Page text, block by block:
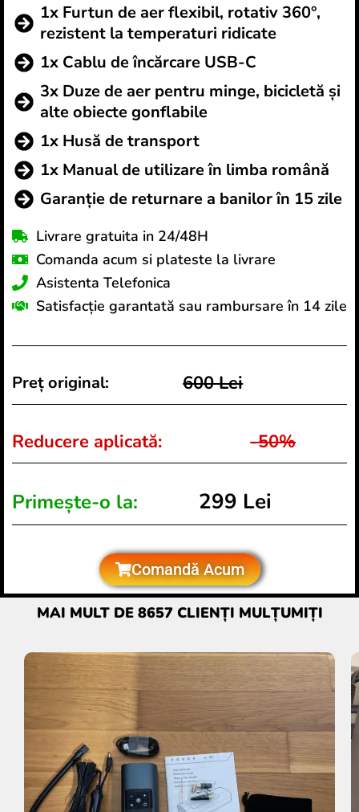
1x Furtun de aer flexibil, rotativ 360°,
rezistent la temperaturi ridicate
1x Cablu de încărcare USB-C
3x Duze de aer pentru minge, bicicletă și
alte obiecte gonflabile
1x Husă de transport
1x Manual de utilizare în limba română
Garanție de returnare a banilor în 15 zile
Livrare gratuita in 24/48H
Comanda acum si plateste la livrare
Asistenta Telefonica
Satisfacție garantată sau rambursare în 14 zile
Preț original: 600 Lei
Reducere aplicată: -50%
Primește-o la: 299 Lei
Comandă Acum
MAI MULT DE 8657 CLIENȚI MULȚUMIȚI